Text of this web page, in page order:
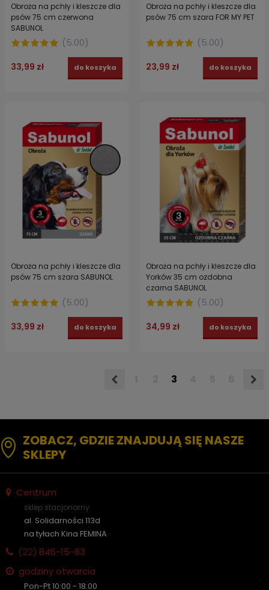
Obroża na pchły i kleszcze dla
psów 75 cm czerwona
SABUNOL
(5.00)
33,99 zł do koszyka
Obroża na pchły i kleszcze dla
psów 75 cm szara FOR MY PET
(5.00)
23,99 zł do koszyka
Obroża na pchły i kleszcze dla
psów 75 cm szara SABUNOL
(5.00)
33,99 zł do koszyka
Obroża na pchły i kleszcze dla
Yorków 35 cm ozdobna
czarna SABUNOL
(5.00)
34,99 zł do koszyka
3
ZOBACZ, GDZIE ZNAJDUJĄ SIĘ NASZE
SKLEPY
Centrum
sklep stacjonarny
al. Solidarności 113d
na tyłach Kina FEMINA
(22) 846-15-83
godziny otwarcia
Pon-Pt 10:00 - 18:00